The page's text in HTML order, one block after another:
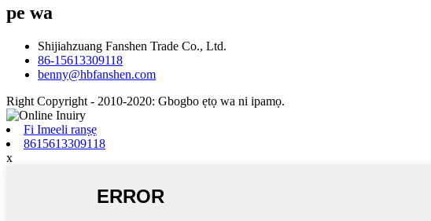
pe wa
Shijiahzuang Fanshen Trade Co., Ltd.
86-15613309118
benny@hbfanshen.com
Right Copyright - 2010-2020: Gbogbo ẹtọ wa ni ipamọ.
Fi Imeeli ranṣẹ
8615613309118
x